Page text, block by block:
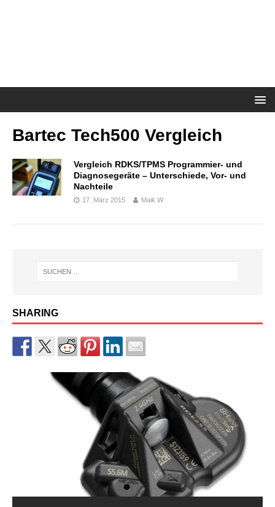
Bartec Tech500 Vergleich
Vergleich RDKS/TPMS Programmier- und
Diagnosegeräte – Unterschiede, Vor- und
Nachteile
17. März 2015 Maik W
SHARING